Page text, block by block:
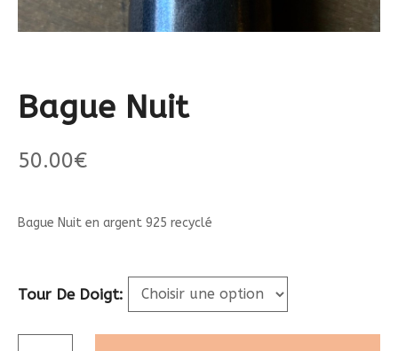
Bague Nuit
50.00€
Bague Nuit en argent 925 recyclé
Tour De Doigt